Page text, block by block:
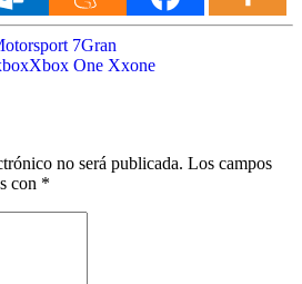
7Gran
Xbox One Xxone
no será publicada. Los campos
con *